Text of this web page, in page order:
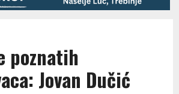
poznatih
Jovan Dučić